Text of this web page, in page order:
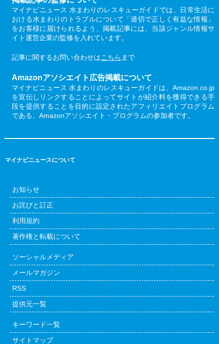
マイナビニュース 水まわりのレスキューガイドでは、日常生活に
おける水まわりのトラブルについて「適切で正しく有益な情報」
をお客様に届けられるよう、掲載記事には、当該ジャンル情報サ
イト運営企業の監修を入れています。
記事に関するお問い合わせはこちら まで
Amazonアソシエイト広告掲載について
マイナビニュース 水まわりのレスキューガイドは、Amazon.co.jp
を宣伝しリンクすることによってサイトが紹介料を獲得できる手
段を提供することを目的に設定されたアフィリエイトプログラム
である、Amazonアソシエイト・プログラムの参加者です。
マイナビニュースについて
お知らせ
お詫びと訂正
利用規約
著作権と転載について
ソーシャルメディア
メールマガジン
RSS
提供元一覧
キーワード一覧
サイトマップ